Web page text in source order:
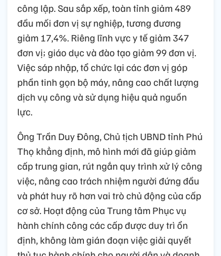
công lập. Sau sắp xếp, toàn tỉnh giảm 489
đầu mối đơn vị sự nghiệp, tương đương
giảm 17,4%. Riêng lĩnh vực y tế giảm 347
đơn vị; giáo dục và đào tạo giảm 99 đơn vị.
Việc sáp nhập, tổ chức lại các đơn vị góp
phần tinh gọn bộ máy, nâng cao chất lượng
dịch vụ công và sử dụng hiệu quả nguồn
lực.
Ông Trần Duy Đông, Chủ tịch UBND tỉnh Phú
Thọ khẳng định, mô hình mới đã giúp giảm
cấp trung gian, rút ngắn quy trình xử lý công
việc, nâng cao trách nhiệm người đứng đầu
và phát huy rõ hơn vai trò chủ động của cấp
cơ sở. Hoạt động của Trung tâm Phục vụ
hành chính công các cấp được duy trì ổn
định, không làm gián đoạn việc giải quyết